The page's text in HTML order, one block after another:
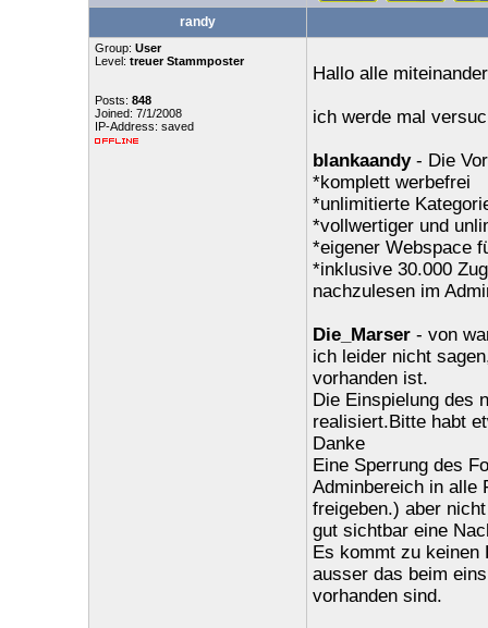
randy
Group: User
Level: treuer Stammposter
Posts: 848
Joined: 7/1/2008
IP-Address: saved
Hallo alle
ich werde mal
blankaandy- Die
*komplett werbefrei
*unlimitierte
*vollwertiger und
*eigener Webspace
*inklusive 30.000
nachzulesen im
Die_Marser- von
ich leider nicht
vorhanden ist.
Die Einspielung des
realisiert.Bitte habt
Danke
Eine Sperrung des
Adminbereich in alle
freigeben.) aber
gut sichtbar eine
Es kommt zu keinen
ausser das beim
vorhanden sind.